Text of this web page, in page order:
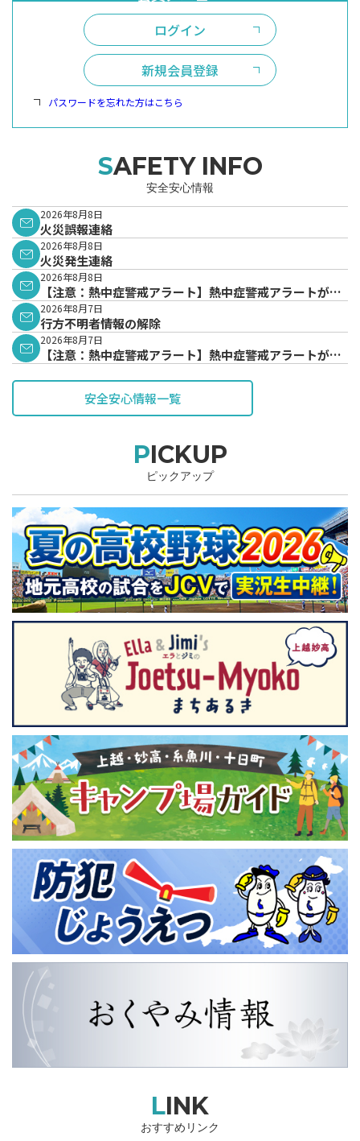
ログイン
新規会員登録
パスワードを忘れた方はこちら
SAFETY INFO
安全安心情報
2026年8月8日
火災誤報連絡
2026年8月8日
火災発生連絡
2026年8月8日
【注意：熱中症警戒アラート】熱中症警戒アラートが発
表されています。
2026年8月7日
行方不明者情報の解除
2026年8月7日
【注意：熱中症警戒アラート】熱中症警戒アラートが発
安全安心情報一覧
PICKUP
ピックアップ
LINK
おすすめリンク